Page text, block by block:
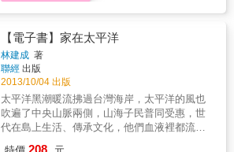
文化，神話傳說的影響，更深深地鑿於布農族
的每個移動行止。這段流浪的歷程，觸發了住
於花蓮馬遠村的作者，撰著論文，展開尋根。
作者以最大心力，為遺失或謬誤的地名加以正
名，這段正名的過程，作者更找回地名與環境
地貌歷史的深密關係，更對於聚落舊屋的生活
意義有最豐富而詳盡的詮釋，使得這本著作堪
為布農族生活史的最佳紀錄。
【電子書】家在太平洋
林建成 著
聯經 出版
2013/10/04 出版
太平洋黑潮暖流拂過台灣海岸，太平洋的風也
吹遍了中央山脈兩側，山海子民普同受惠，世
代在島上生活、傳承文化，他們血液裡都流動